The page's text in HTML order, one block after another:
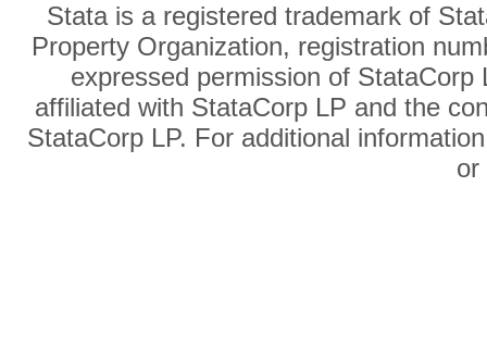
Stata is a registered trademark of
Property Organization, registration
expressed permission of
affiliated with StataCorp LP and the
StataCorp LP. For additional
or